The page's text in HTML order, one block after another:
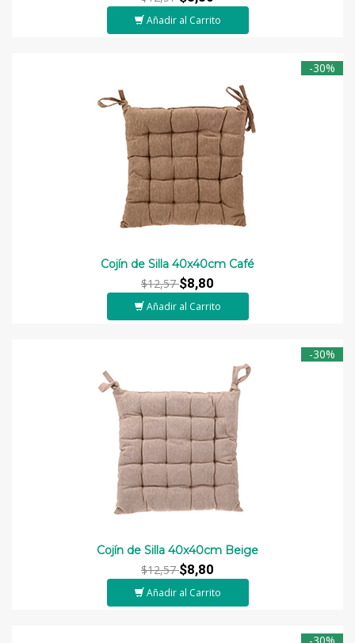
Añadir al Carrito
-30%
Cojín de Silla 40x40cm Café
$12,57$8,80
Añadir al Carrito
-30%
Cojín de Silla 40x40cm Beige
$12,57$8,80
Añadir al Carrito
-30%